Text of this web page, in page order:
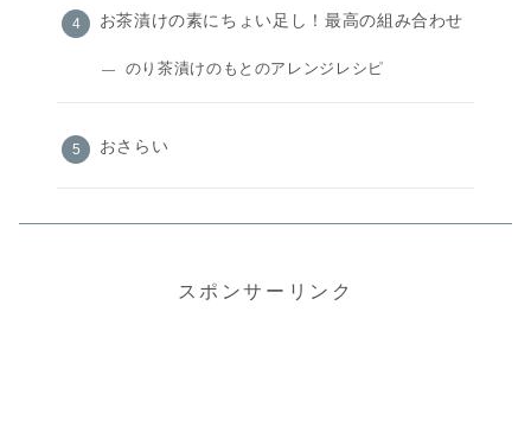
お茶漬けの素にちょい足し！最高の組み合わせ
のり茶漬けのもとのアレンジレシピ
おさらい
スポンサーリンク